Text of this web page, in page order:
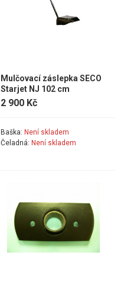
Mulčovací záslepka SECO
Starjet NJ 102 cm
2 900 Kč
Baška: Není skladem
Čeladná: Není skladem